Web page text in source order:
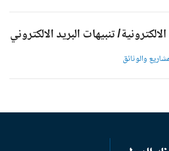
تنبيهات البريد الالكتروني
والوثائق